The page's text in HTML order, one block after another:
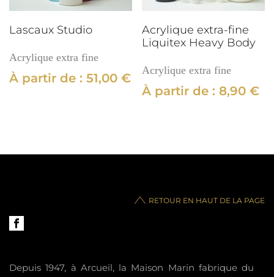
Lascaux Studio
Acrylique extra fine
À partir de : 51,00 €
Acrylique extra-fine
Liquitex Heavy Body
Acrylique extra fine
À partir de : 8,90€
RETOUR EN HAUT DE LA PAGE
Depuis 1947, à Arcueil, la Maison Marin fabrique du